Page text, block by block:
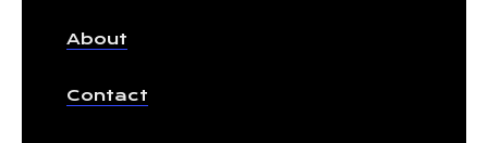
About
Contact